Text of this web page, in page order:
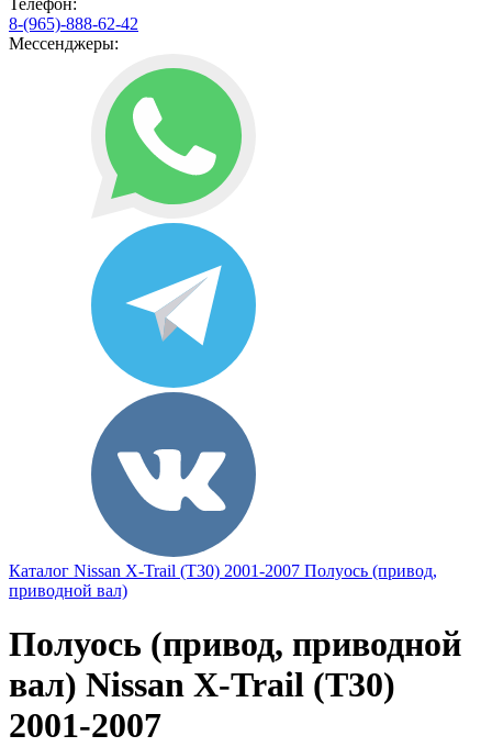
Телефон:
8-(965)-888-62-42
Мессенджеры:
Каталог Nissan X-Trail (T30) 2001-2007 Полуось (привод,
приводной вал)
Полуось (привод, приводной
вал) Nissan X-Trail (T30)
2001-2007